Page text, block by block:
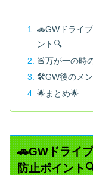
🚗GWドライ
ント🔍
🚨万が一の時
🛠️GW後のメン
🌟まとめ🌟
🚗GWドライ
防止ポイント